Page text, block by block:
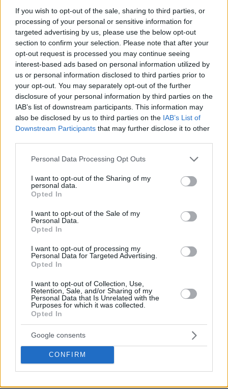
If you wish to opt-out of the sale, sharing to third parties, or
processing of your personal or sensitive information for
targeted advertising by us, please use the below opt-out
section to confirm your selection. Please note that after your
opt-out request is processed you may continue seeing
interest-based ads based on personal information utilized by
us or personal information disclosed to third parties prior to
your opt-out. You may separately opt-out of the further
disclosure of your personal information by third parties on the
IAB’s list of downstream participants. This information may
also be disclosed by us to third parties on the IAB’s List of
Downstream Participants that may further disclose it to other
Please note that this website/app uses one or more Google
not limited to your visit or usage behaviour. You may click to
grant or deny consent to Google and its third-party tags to
use your data for below specified purposes in below Google
consent section.
Personal Data Processing Opt Outs
I want to opt-out of the Sharing of my
personal data.
Opted In
I want to opt-out of the Sale of my
Personal Data.
Opted In
I want to opt-out of processing my
Personal Data for Targeted Advertising.
Opted In
I want to opt-out of Collection, Use,
Retention, Sale, and/or Sharing of my
Personal Data that Is Unrelated with the
Purposes for which it was collected.
Opted In
Google consents
CONFIRM
“Ο Μπόγκνταν Μπογκντάνοβιτς υποβλήθηκε σε μία μη-
χειρουργική επέμβαση και η κατάσταση του θα
αξιολογηθεί εκ νέου σε τέσσερις εβδομάδες”, ήταν η
ανακοίνωση.
Ο Σέρβος σταρ προέρχεται από ένα σπουδαίο καλοκαίρι
με την Εθνική ομάδα της χώρας του που κατέκτησε το
χάλκινο μετάλλιο στους Ολυμπιακούς Αγώνες, ενώ είχε
προηγηθείη καλύτερη σεζόν του στο ΝΒΑ στο
σκοράρισμα με μέσο όρο 16.9 πόντους.